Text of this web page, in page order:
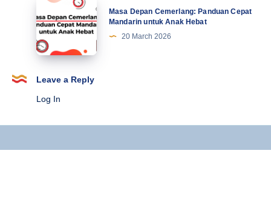
dari
Jejak
Sejarahnya
Depan
Cemerlang:
Panduan
Cepat
Mandarin
Masa Depan Cemerlang: Panduan Cepat
Mandarin untuk Anak Hebat
20 March 2026
Leave a Reply
Log In